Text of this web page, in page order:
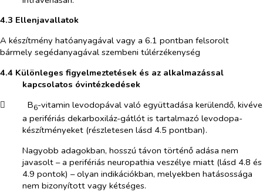
4.3 Ellenjavallatok
A készítmény hatóanyagával vagy a 6.1 pontban felsorolt
bármely segédanyagával szembeni túlérzékenység
4.4 Különleges figyelmeztetések és az alkalmazással
kapcsolatos óvintézkedések
​
B6-vitamin levodopával való együttadása kerülendő, kivéve
a perifériás dekarboxiláz-gátlót is tartalmazó levodopa-
készítményeket (részletesen lásd 4.5 pontban).
Nagyobb adagokban, hosszú távon történő adása nem
javasolt – a perifériás neuropathia veszélye miatt (lásd 4.8 és
4.9 pontok) – olyan indikációkban, melyekben hatásossága
nem bizonyított vagy kétséges.